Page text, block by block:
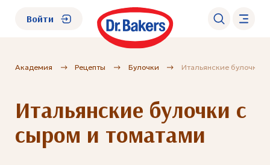
О нас
Каталог
Академия
Войти
Академия Рецепты Булочки Итальянские булочки
Итальянские булочки с
сыром и томатами